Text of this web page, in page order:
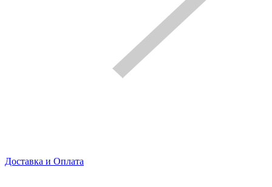
Доставка и Оплата